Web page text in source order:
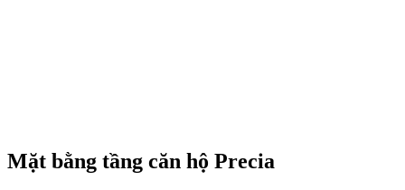
Mặt bằng tầng căn hộ Precia